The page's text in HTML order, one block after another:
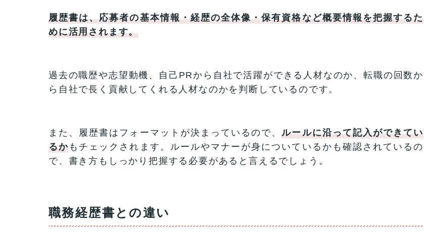
履歴書は、応募者の基本情報・経歴の全体像・保有資格など概要情報を把握するた
めに活用されます。
過去の職歴や志望動機、自己PRから自社で活躍ができる人材なのか、転職の回数か
ら自社で長く貢献してくれる人材なのかを判断しているのです。
また、履歴書はフォーマットが決まっているので、ルールに沿って記入ができてい
るかもチェックされます。ルールやマナーが身についているかも確認されているの
で、書き方もしっかり把握する必要があると言えるでしょう。
職務経歴書との違い